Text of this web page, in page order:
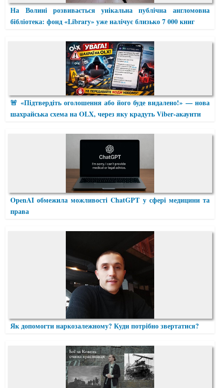
На Волині розвивається унікальна публічна англомовна
бібліотека: фонд «Library» уже налічує близько 7 000 книг
🚨 «Підтвердіть оголошення або його буде видалено!» — нова
шахрайська схема на OLX, через яку крадуть Viber-акаунти
OpenAI обмежила можливості ChatGPT у сфері медицини та
права
Як допомогти наркозалежному? Куди потрібно звертатися?